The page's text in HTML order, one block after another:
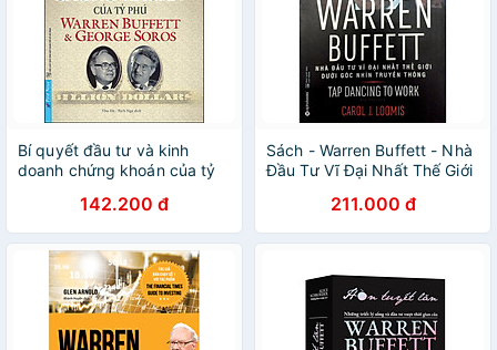
Bí quyết đầu tư và kinh
doanh chứng khoán của tỷ
142.200 đ
Sách - Warren Buffett - Nhà
Đầu Tư Vĩ Đại Nhất Thế Giới
211.000 đ